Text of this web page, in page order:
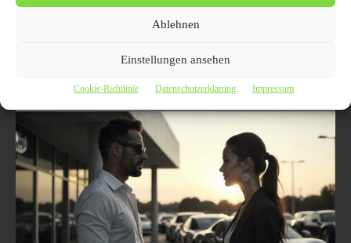
Ablehnen
Einstellungen ansehen
Cookie-Richtlinie Datenschutzerklärung Impressum
Autos verkauft werden. In diesem Artikel werden die Auswirkungen
welche neuen Möglichkeiten sich für Händler und Käufer ergeben.
und die Verkaufsprozesse entscheidend beeinflussen.